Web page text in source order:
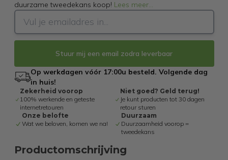
duurzame tweedekans koop! Lees meer...
Stuur mij een email zodra leverbaar
Op werkdagen vóór 17:00u besteld. Volgende dag
in huis!
Zekerheid voorop
100% werkende en geteste
internetretouren
Niet goed? Geld terug!
Je kunt producten tot 30 dagen
retour sturen
Onze belofte
Wat we beloven, komen we na!
Duurzaam
Duurzaamheid voorop =
tweedekans
Productomschrijving